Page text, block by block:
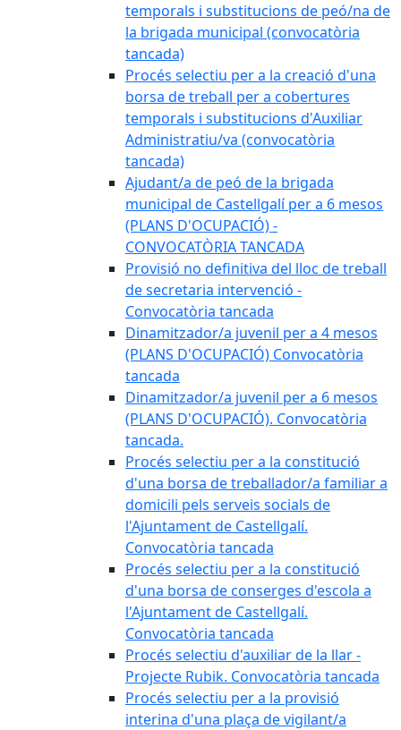
temporals i substitucions de peó/na de
la brigada municipal (convocatòria
tancada)
Procés selectiu per a la creació d'una
borsa de treball per a cobertures
temporals i substitucions d'Auxiliar
Administratiu/va (convocatòria
tancada)
Ajudant/a de peó de la brigada
municipal de Castellgalí per a 6 mesos
(PLANS D'OCUPACIÓ) -
CONVOCATÒRIA TANCADA
Provisió no definitiva del lloc de treball
de secretaria intervenció -
Convocatòria tancada
Dinamitzador/a juvenil per a 4 mesos
(PLANS D'OCUPACIÓ) Convocatòria
tancada
Dinamitzador/a juvenil per a 6 mesos
(PLANS D'OCUPACIÓ). Convocatòria
tancada.
Procés selectiu per a la constitució
d'una borsa de treballador/a familiar a
domicili pels serveis socials de
l'Ajuntament de Castellgalí.
Convocatòria tancada
Procés selectiu per a la constitució
d'una borsa de conserges d'escola a
l'Ajuntament de Castellgalí.
Convocatòria tancada
Procés selectiu d'auxiliar de la llar -
Projecte Rubik. Convocatòria tancada
Procés selectiu per a la provisió
interina d'una plaça de vigilant/a